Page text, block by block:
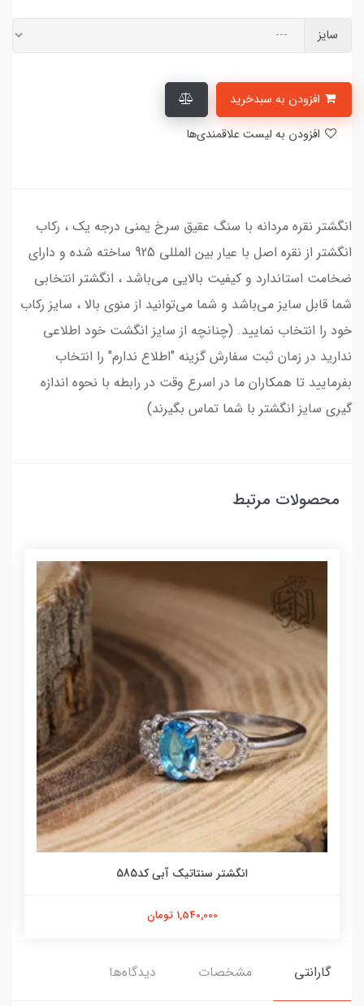
سایز
انگشتر نقره مردانه با سنگ عقیق سرخ یمنی درجه یک ، رکاب
انگشتر از نقره اصل با عیار بین المللی 925 ساخته شده و دارای
ضخامت استاندارد و کیفیت بالایی می‌باشد ، انگشتر انتخابی
شما قابل سایز می‌باشد و شما می‌توانید از منوی بالا ، سایز رکاب
خود را انتخاب نمایید. (چنانچه از سایز انگشت خود اطلاعی
ندارید در زمان ثبت سفارش گزینه "اطلاع ندارم" را انتخاب
بفرمایید تا همکاران ما در اسرع وقت در رابطه با نحوه اندازه
گیری سایز انگشتر با شما تماس بگیرند)
محصولات مرتبط
انگشتر سنتاتیک آبی کد585
1,540,000 تومان
گارانتی مشخصات دیدگاه‌ها